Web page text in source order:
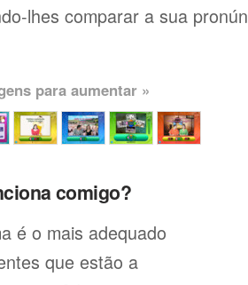
lhes comparar a sua
para aumentar »
comigo?
é o mais adequado
que estão a